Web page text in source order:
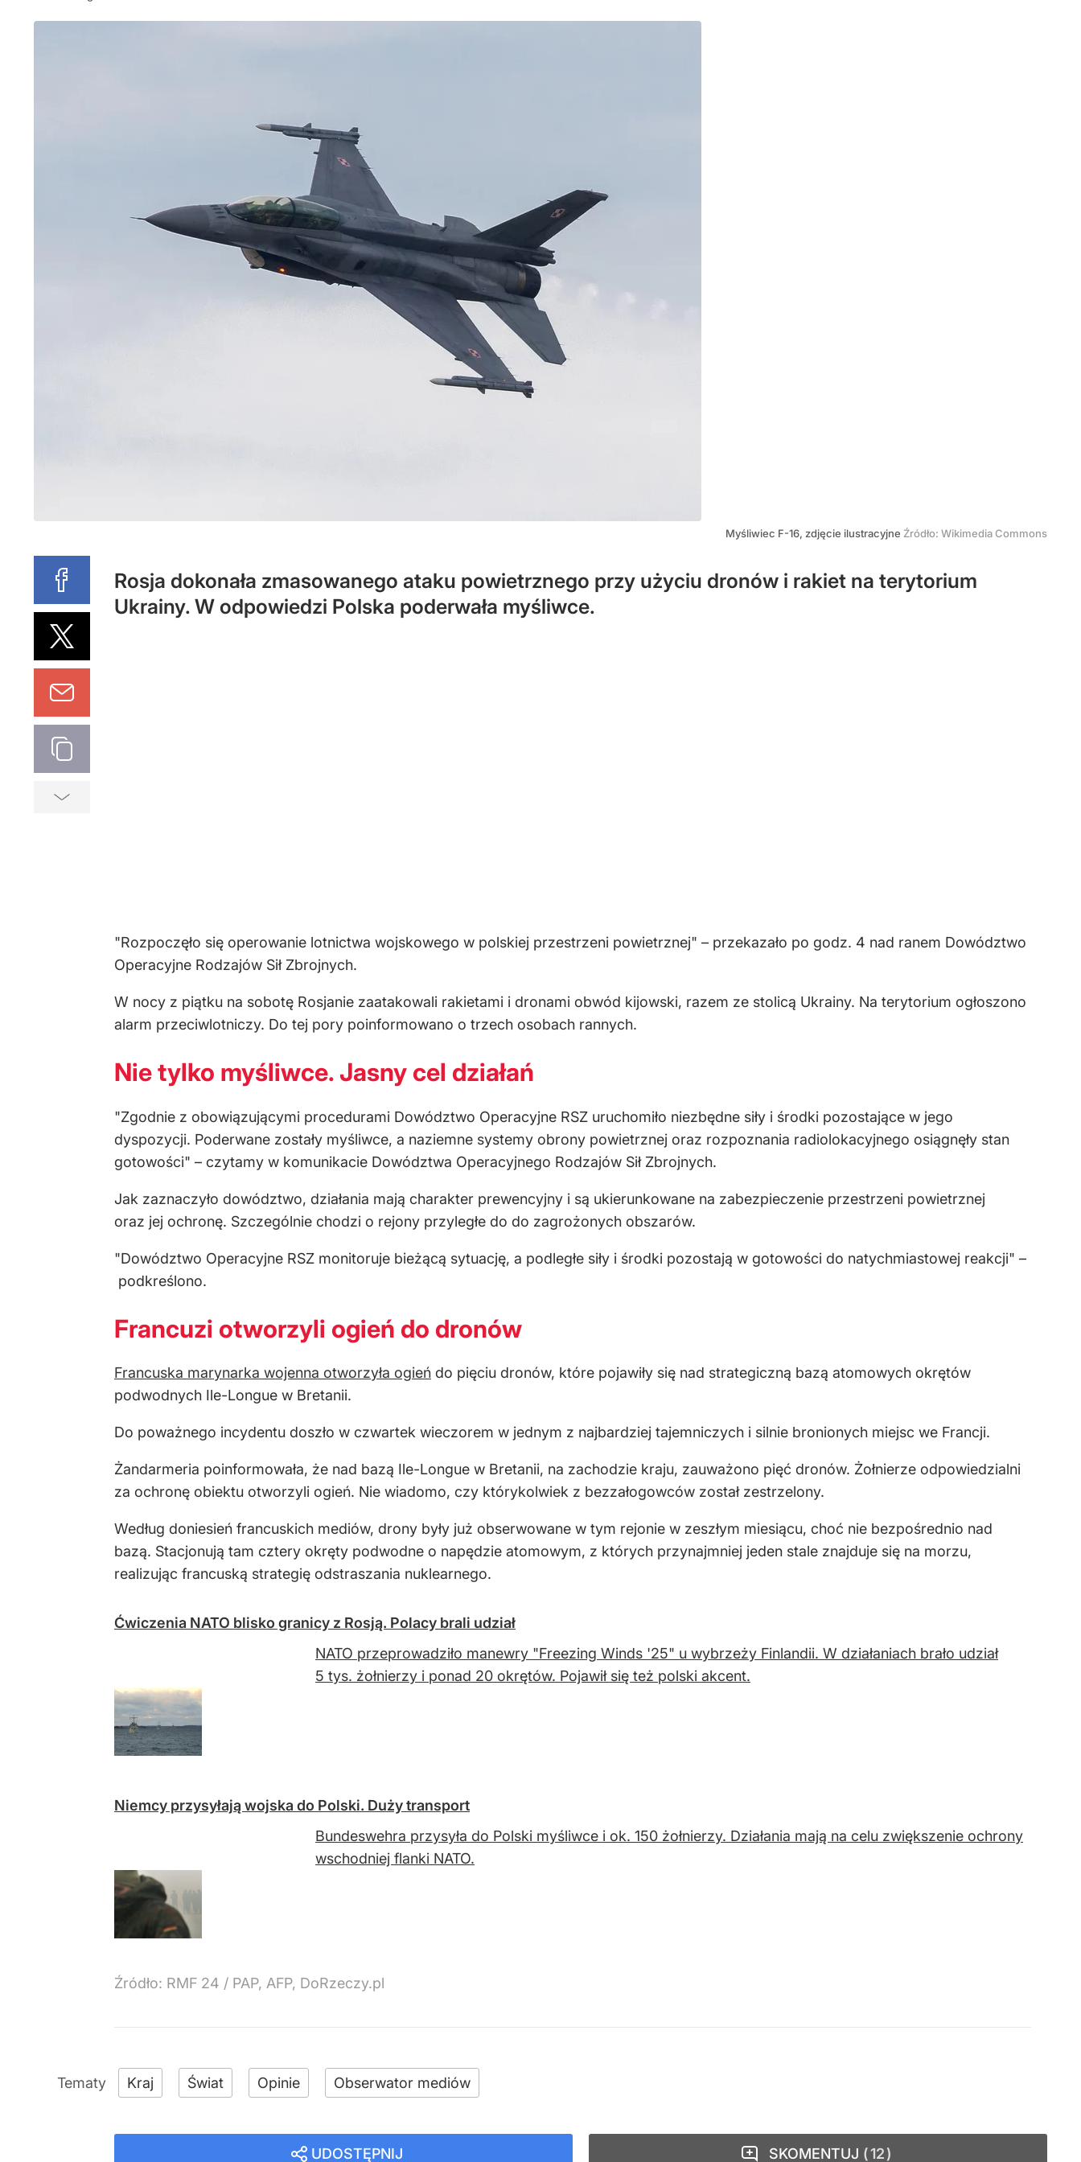
Myśliwiec F-16, zdjęcie ilustracyjne Źródło: Wikimedia Commons
Rosja dokonała zmasowanego ataku powietrznego przy użyciu dronów i rakiet na terytorium
Ukrainy. W odpowiedzi Polska poderwała myśliwce.
"Rozpoczęło się operowanie lotnictwa wojskowego w polskiej przestrzeni powietrznej" – przekazało po godz. 4 nad ranem Dowództwo
Operacyjne Rodzajów Sił Zbrojnych.
W nocy z piątku na sobotę Rosjanie zaatakowali rakietami i dronami obwód kijowski, razem ze stolicą Ukrainy. Na terytorium ogłoszono
alarm przeciwlotniczy. Do tej pory poinformowano o trzech osobach rannych.
Nie tylko myśliwce. Jasny cel działań
"Zgodnie z obowiązującymi procedurami Dowództwo Operacyjne RSZ uruchomiło niezbędne siły i środki pozostające w jego
dyspozycji. Poderwane zostały myśliwce, a naziemne systemy obrony powietrznej oraz rozpoznania radiolokacyjnego osiągnęły stan
gotowości" – czytamy w komunikacie Dowództwa Operacyjnego Rodzajów Sił Zbrojnych.
Jak zaznaczyło dowództwo, działania mają charakter prewencyjny i są ukierunkowane na zabezpieczenie przestrzeni powietrznej
oraz jej ochronę. Szczególnie chodzi o rejony przyległe do do zagrożonych obszarów.
"Dowództwo Operacyjne RSZ monitoruje bieżącą sytuację, a podległe siły i środki pozostają w gotowości do natychmiastowej reakcji" –
podkreślono.
Francuzi otworzyli ogień do dronów
Francuska marynarka wojenna otworzyła ogień do pięciu dronów, które pojawiły się nad strategiczną bazą atomowych okrętów
podwodnych Ile-Longue w Bretanii.
Do poważnego incydentu doszło w czwartek wieczorem w jednym z najbardziej tajemniczych i silnie bronionych miejsc we Francji.
Żandarmeria poinformowała, że nad bazą Ile-Longue w Bretanii, na zachodzie kraju, zauważono pięć dronów. Żołnierze odpowiedzialni
za ochronę obiektu otworzyli ogień. Nie wiadomo, czy którykolwiek z bezzałogowców został zestrzelony.
Według doniesień francuskich mediów, drony były już obserwowane w tym rejonie w zeszłym miesiącu, choć nie bezpośrednio nad
bazą. Stacjonują tam cztery okręty podwodne o napędzie atomowym, z których przynajmniej jeden stale znajduje się na morzu,
realizując francuską strategię odstraszania nuklearnego.
Ćwiczenia NATO blisko granicy z Rosją. Polacy brali udział
NATO przeprowadziło manewry "Freezing Winds '25" u wybrzeży Finlandii. W działaniach brało udział
5 tys. żołnierzy i ponad 20 okrętów. Pojawił się też polski akcent.
Niemcy przysyłają wojska do Polski. Duży transport
Bundeswehra przysyła do Polski myśliwce i ok. 150 żołnierzy. Działania mają na celu zwiększenie ochrony
wschodniej flanki NATO.
Źródło: RMF 24 / PAP, AFP, DoRzeczy.pl
Kraj Świat Opinie Obserwator mediów
UDOSTĘPNIJ SKOMENTUJ 12